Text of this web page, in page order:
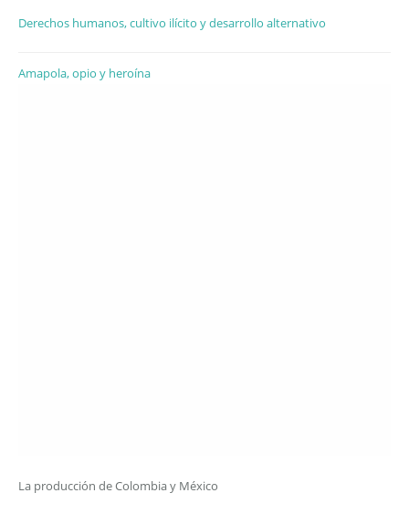
Derechos humanos, cultivo ilícito y desarrollo alternativo
Amapola, opio y heroína
La producción de Colombia y México